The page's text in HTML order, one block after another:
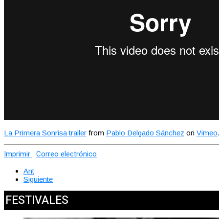
La Primera Sonrisa trailer from Pablo Delgado Sánchez on Vimeo.
Imprimir Correo electrónico
Ant
Siguiente
FESTIVALES